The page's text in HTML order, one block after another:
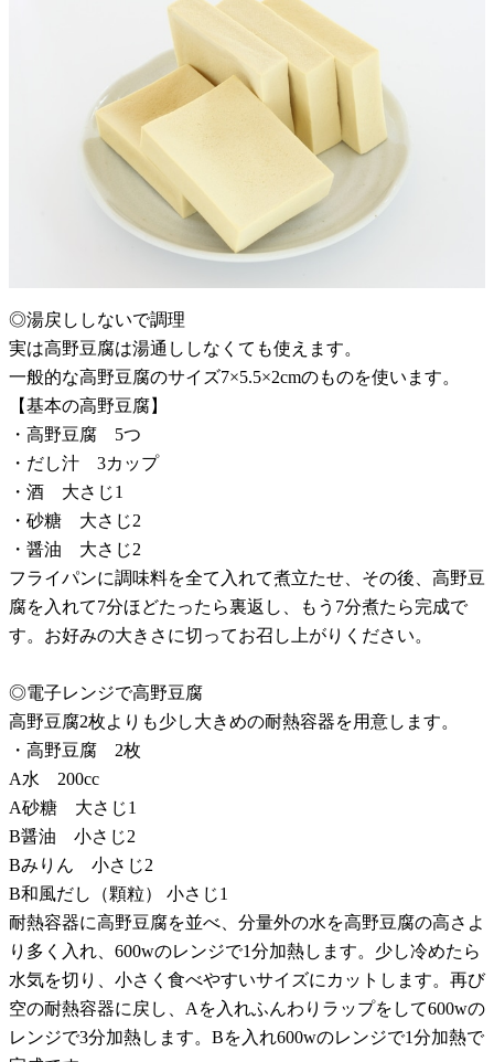
◎湯戻ししないで調理
実は高野豆腐は湯通ししなくても使えます。
一般的な高野豆腐のサイズ7×5.5×2cmのものを使います。
【基本の高野豆腐】
・高野豆腐 5つ
・だし汁 3カップ
・酒 大さじ1
・砂糖 大さじ2
・醤油 大さじ2
フライパンに調味料を全て入れて煮立たせ、その後、高野豆
腐を入れて7分ほどたったら裏返し、もう7分煮たら完成で
す。お好みの大きさに切ってお召し上がりください。
◎電子レンジで高野豆腐
高野豆腐2枚よりも少し大きめの耐熱容器を用意します。
・高野豆腐 2枚
A水 200cc
A砂糖 大さじ1
B醤油 小さじ2
Bみりん 小さじ2
B和風だし（顆粒） 小さじ1
耐熱容器に高野豆腐を並べ、分量外の水を高野豆腐の高さよ
り多く入れ、600wのレンジで1分加熱します。少し冷めたら
水気を切り、小さく食べやすいサイズにカットします。再び
空の耐熱容器に戻し、Aを入れふんわりラップをして600wの
レンジで3分加熱します。Bを入れ600wのレンジで1分加熱で